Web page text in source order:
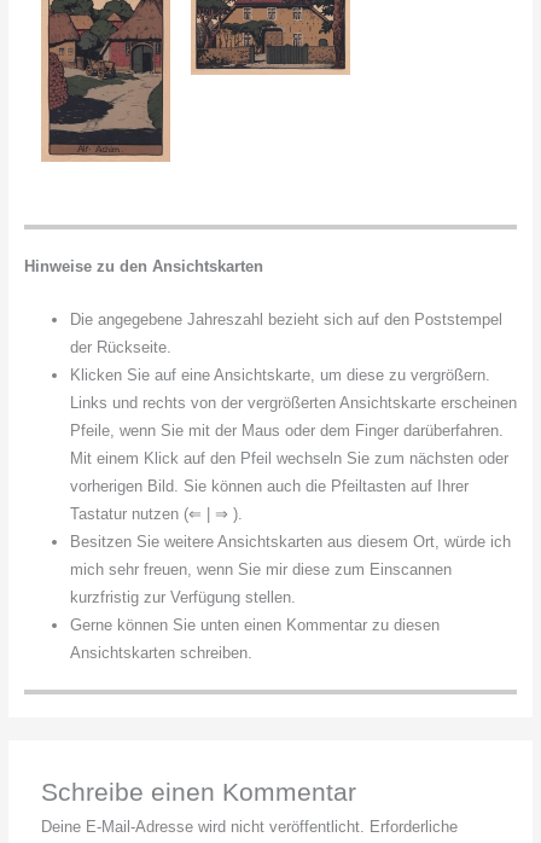
Hinweise zu den Ansichtskarten
Die angegebene Jahreszahl bezieht sich auf den Poststempel
der Rückseite.
Klicken Sie auf eine Ansichtskarte, um diese zu vergrößern.
Links und rechts von der vergrößerten Ansichtskarte erscheinen
Pfeile, wenn Sie mit der Maus oder dem Finger darüberfahren.
Mit einem Klick auf den Pfeil wechseln Sie zum nächsten oder
vorherigen Bild. Sie können auch die Pfeiltasten auf Ihrer
Tastatur nutzen (⇐ | ⇒ ).
Besitzen Sie weitere Ansichtskarten aus diesem Ort, würde ich
mich sehr freuen, wenn Sie mir diese zum Einscannen
kurzfristig zur Verfügung stellen.
Gerne können Sie unten einen Kommentar zu diesen
Ansichtskarten schreiben.
Schreibe einen Kommentar
Deine E-Mail-Adresse wird nicht veröffentlicht.
Erforderliche